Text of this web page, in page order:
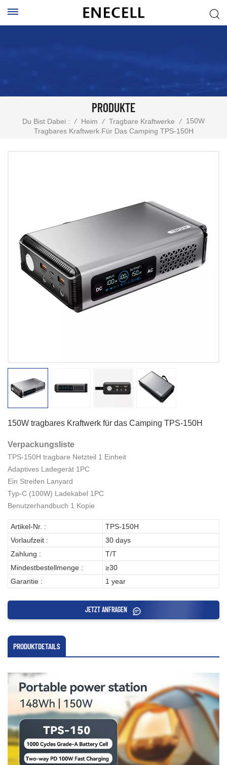
PRODUKTE
Du Bist Dabei : / Heim / Tragbare Kraftwerke /
150W
Tragbares Kraftwerk Für Das Camping TPS-150H
150W tragbares Kraftwerk für das Camping TPS-150H
Verpackungsliste
TPS-150H tragbare Netzteil 1 Einheit
Adaptives Ladegerät 1PC
Ein Streifen Lanyard
Typ-C (100W) Ladekabel 1PC
Benutzerhandbuch 1 Kopie
Artikel-Nr. :
TPS-150H
Vorlaufzeit :
30 days
Zahlung :
T/T
Mindestbestellmenge :
≥30
Garantie :
1 year
JETZT ANFRAGEN
PRODUKTDETAILS